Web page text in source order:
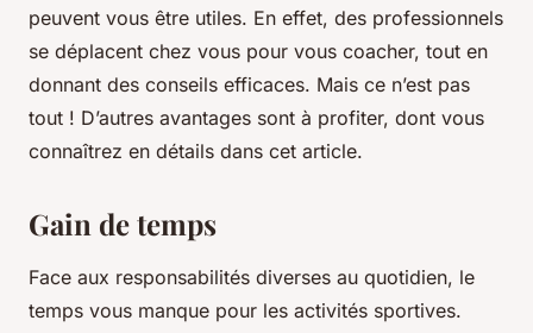
peuvent vous être utiles. En effet, des professionnels
se déplacent chez vous pour vous coacher, tout en
donnant des conseils efficaces. Mais ce n’est pas
tout ! D’autres avantages sont à profiter, dont vous
connaîtrez en détails dans cet article.
Gain de temps
Face aux responsabilités diverses au quotidien, le
temps vous manque pour les activités sportives.